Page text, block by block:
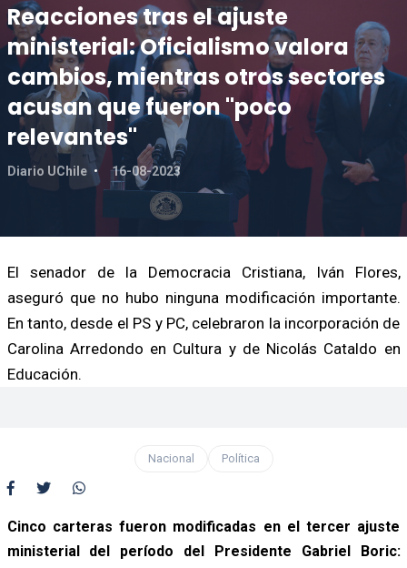
Reacciones tras el ajuste
ministerial: Oficialismo valora
cambios, mientras otros sectores
acusan que fueron "poco
relevantes"
Diario UChile 16-08-2023
El senador de la Democracia Cristiana, Iván Flores,
aseguró que no hubo ninguna modificación importante.
En tanto, desde el PS y PC, celebraron la incorporación de
Carolina Arredondo en Cultura y de Nicolás Cataldo en
Educación.
Nacional Política
Cinco carteras fueron modificadas en el tercer ajuste
ministerial del período del Presidente Gabriel Boric: